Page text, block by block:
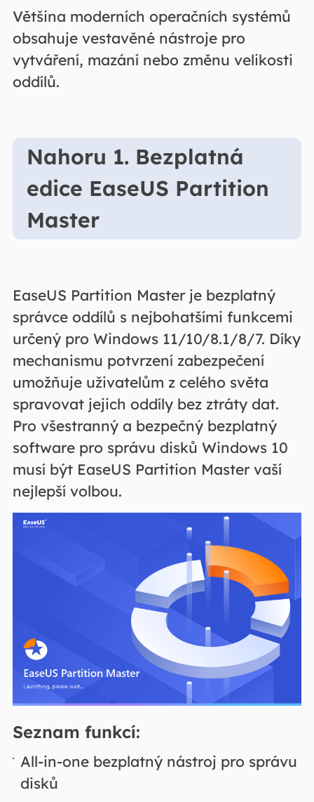
Většina moderních operačních systémů
obsahuje vestavěné nástroje pro
vytváření, mazání nebo změnu velikosti
oddílů.
Nahoru 1. Bezplatná
edice EaseUS Partition
Master
EaseUS Partition Master je bezplatný
správce oddílů s nejbohatšími funkcemi
určený pro Windows 11/10/8.1/8/7. Díky
mechanismu potvrzení zabezpečení
umožňuje uživatelům z celého světa
spravovat jejich oddíly bez ztráty dat.
Pro všestranný a bezpečný bezplatný
software pro správu disků Windows 10
musí být EaseUS Partition Master vaší
nejlepší volbou.
Seznam funkcí:
All-in-one bezplatný nástroj pro správu
disků